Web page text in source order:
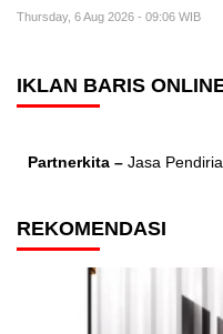
Thursday, 6 Aug 2026 - 09:06 WIB
IKLAN BARIS
Partnerkita – Jasa
REKOMENDASI